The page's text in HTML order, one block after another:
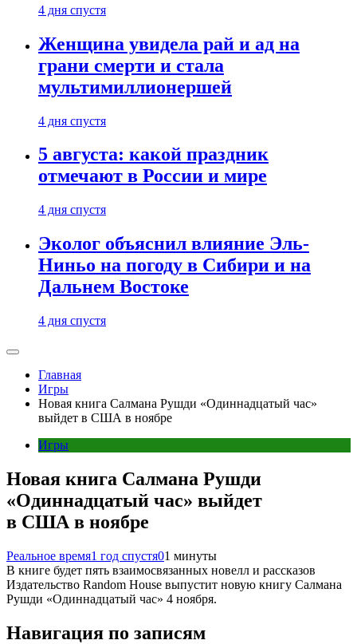
4 дня спустя
Женщина увидела рай и ад на
грани смерти и стала
мультимиллионершей
4 дня спустя
5 августа: какой праздник
отмечают в России и мире
4 дня спустя
Эколог объяснил влияние Эль-
Ниньо на погоду в Сибири и на
Дальнем Востоке
4 дня спустя
Главная
Игры
Новая книга Салмана Рушди «Одиннадцатый час»
выйдет в США в ноябре
Игры
Новая книга Салмана Рушди
«Одиннадцатый час» выйдет
в США в ноябре
Реальное время1 год спустя01 минуты
В книге будет пять взаимосвязанных новелл и рассказов
Издательство Random House выпустит новую книгу Салмана
Рушди «Одиннадцатый час» 4 ноября.
Навигация по записям